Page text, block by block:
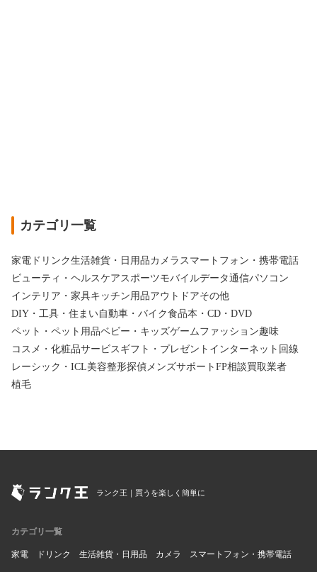
カテゴリ一覧
家電 ドリンク生活雑貨・日用品カメラ スマートフォン・携帯電話
ビューティ・ヘルスケア スポーツモバイルデータ通信パソコン
インテリア・家具キッチン用品アウトドアその他
DIY・工具・住まい自動車・バイク食品本・CD・DVD
ペット・ペット用品ベビー・キッズゲーム ファッション趣味
コスメ・化粧品サービス ギフト・プレゼント インターネット回線
レーシック・ICL美容整形探偵 メンズサポート FP相談買取業者
植毛
ランク王｜買うを楽しく簡単に
カテゴリ一覧
家電 ドリンク 生活雑貨・日用品 カメラ スマートフォン・携帯電話